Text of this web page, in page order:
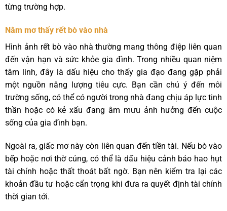
từng trường hợp.
Nằm mơ thấy rết bò vào nhà
Hình ảnh rết bò vào nhà thường mang thông điệp liên quan
đến vận hạn và sức khỏe gia đình. Trong nhiều quan niệm
tâm linh, đây là dấu hiệu cho thấy gia đạo đang gặp phải
một nguồn năng lượng tiêu cực. Bạn cần chú ý đến môi
trường sống, có thể có người trong nhà đang chịu áp lực tinh
thần hoặc có kẻ xấu đang âm mưu ảnh hưởng đến cuộc
sống của gia đình bạn.
Ngoài ra, giấc mơ này còn liên quan đến tiền tài. Nếu bò vào
bếp hoặc nơi thờ cúng, có thể là dấu hiệu cảnh báo hao hụt
tài chính hoặc thất thoát bất ngờ. Bạn nên kiểm tra lại các
khoản đầu tư hoặc cẩn trọng khi đưa ra quyết định tài chính
thời gian tới.